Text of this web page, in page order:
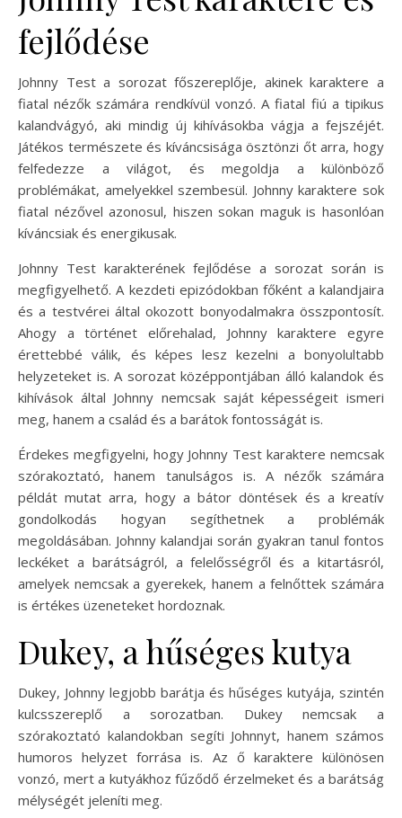
fejlődése
Johnny Test a sorozat főszereplője, akinek karaktere a
fiatal nézők számára rendkívül vonzó. A fiatal fiú a tipikus
kalandvágyó, aki mindig új kihívásokba vágja a fejszéjét.
Játékos természete és kíváncsisága ösztönzi őt arra, hogy
felfedezze a világot, és megoldja a különböző
problémákat, amelyekkel szembesül. Johnny karaktere sok
fiatal nézővel azonosul, hiszen sokan maguk is hasonlóan
kíváncsiak és energikusak.
Johnny Test karakterének fejlődése a sorozat során is
megfigyelhető. A kezdeti epizódokban főként a kalandjaira
és a testvérei által okozott bonyodalmakra összpontosít.
Ahogy a történet előrehalad, Johnny karaktere egyre
érettebbé válik, és képes lesz kezelni a bonyolultabb
helyzeteket is. A sorozat középpontjában álló kalandok és
kihívások által Johnny nemcsak saját képességeit ismeri
meg, hanem a család és a barátok fontosságát is.
Érdekes megfigyelni, hogy Johnny Test karaktere nemcsak
szórakoztató, hanem tanulságos is. A nézők számára
példát mutat arra, hogy a bátor döntések és a kreatív
gondolkodás hogyan segíthetnek a problémák
megoldásában. Johnny kalandjai során gyakran tanul fontos
leckéket a barátságról, a felelősségről és a kitartásról,
amelyek nemcsak a gyerekek, hanem a felnőttek számára
is értékes üzeneteket hordoznak.
Dukey, a hűséges kutya
Dukey, Johnny legjobb barátja és hűséges kutyája, szintén
kulcsszereplő a sorozatban. Dukey nemcsak a
szórakoztató kalandokban segíti Johnnyt, hanem számos
humoros helyzet forrása is. Az ő karaktere különösen
vonzó, mert a kutyákhoz fűződő érzelmeket és a barátság
mélységét jeleníti meg.